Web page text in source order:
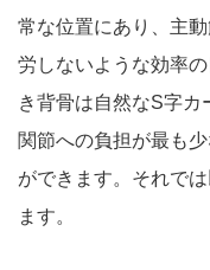
常な位置にあり、主
労しないような効率
き背骨は自然なS字
関節への負担が最も
ができます。それで
ます。